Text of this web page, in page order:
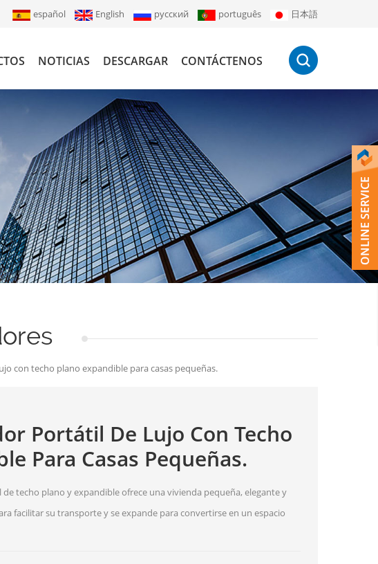
español English русский português 日本語
NOTICIAS DESCARGAR CONTÁCTENOS
con techo plano expandible para casas pequeñas.
Portátil De Lujo Con Techo
Para Casas Pequeñas.
techo plano y expandible ofrece una vivienda pequeña, elegante y
facilitar su transporte y se expande para convertirse en un espacio